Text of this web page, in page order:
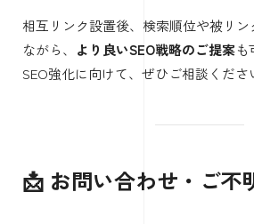
相互リンク設置後、検索順位や被リン
ながら、 より良いSEO戦略のご提案
SEO強化に向けて、ぜひご相談くださ
📩 お問い合わせ・ご不